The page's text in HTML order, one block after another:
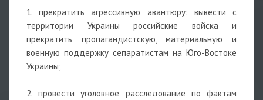
1. прекратить агрессивную авантюру: вывести с
территории Украины российские войска и
прекратить пропагандистскую, материальную и
военную поддержку сепаратистам на Юго-Востоке
Украины;
2. провести уголовное расследование по фактам